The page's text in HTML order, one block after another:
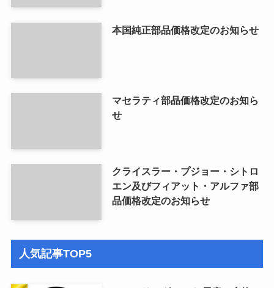
本国純正部品価格改定のお知らせ
マセラティ部品価格改定のお知ら
せ
クライスラー・プジョー・シトロ
エン及びフィアット・アルファ部
品価格改定のお知らせ
人気記事TOP5